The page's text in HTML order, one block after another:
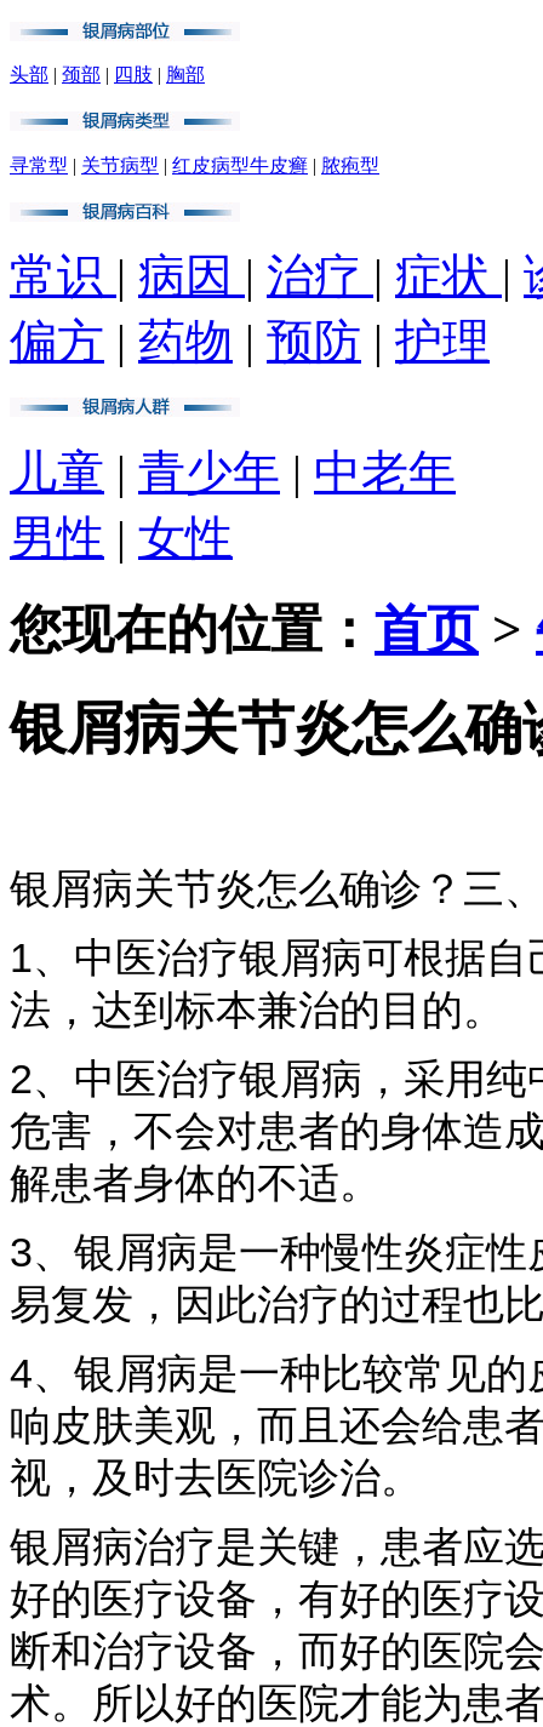
头部 | 颈部 | 四肢 | 胸部
寻常型 | 关节病型 | 红皮病型牛皮癣 | 脓疱型
常识 | 病因 | 治疗 | 症状 |
偏方 | 药物 | 预防 | 护理
儿童 | 青少年 | 中老年
男性 | 女性
您现在的位置： 首页>
银屑病关节炎怎么确
银屑病关节炎怎么确诊？三
1、中医治疗银屑病可根据
法，达到标本兼治的目的。
2、中医治疗银屑病，采用
危害，不会对患者的身体造
解患者身体的不适。
3、银屑病是一种慢性炎症
易复发，因此治疗的过程也
4、银屑病是一种比较常见
响皮肤美观，而且还会给患
视，及时去医院诊治。
银屑病治疗是关键，患者应
好的医疗设备，有好的医疗
断和治疗设备，而好的医院
术。所以好的医院才能为患